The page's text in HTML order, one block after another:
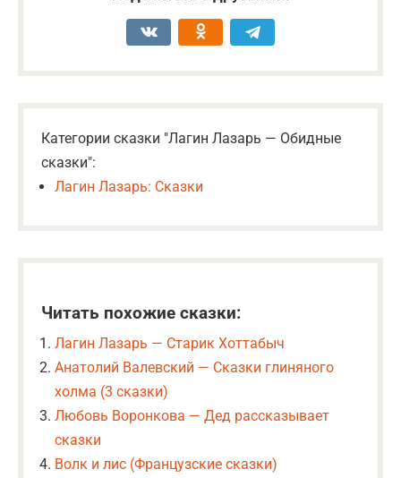
Категории сказки "Лагин Лазарь — Обидные
сказки":
Лагин Лазарь: Сказки
Читать похожие сказки:
Лагин Лазарь — Старик Хоттабыч
Анатолий Валевский — Сказки глиняного
холма (3 сказки)
Любовь Воронкова — Дед рассказывает
сказки
Волк и лис (Французские сказки)